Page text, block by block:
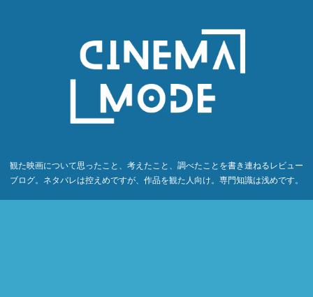
観た映画について思ったこと、考えたこと、調べたことを書き連ねるレビュー
ブログ。ネタバレは控えめですが、作品を観た人向け。専門知識は浅めです。